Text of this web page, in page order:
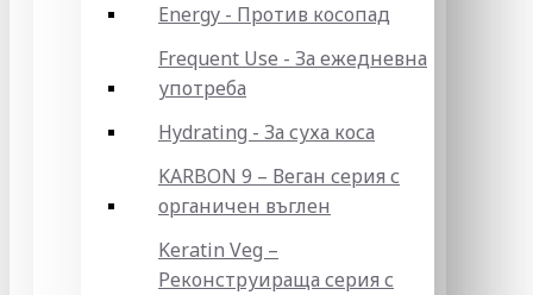
Energy - Против косопад
Frequent Use - За ежедневна
употреба
Hydrating - За суха коса
KARBON 9 – Веган серия с
органичен въглен
Keratin Veg –
Реконструираща серия с